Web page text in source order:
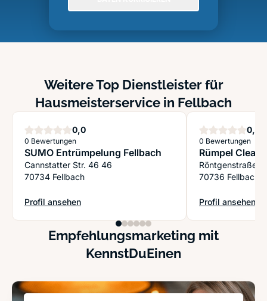
Weitere Top Dienstleister für
Hausmeisterservice in Fellbach
0,0Sterne
0 Bewertungen
SUMO Entrümpelung Fellbach
Cannstatter Str. 46 46
70734 Fellbach
Profil ansehen
: SUMO Entrümpelung Fellbach
0,0
0 Bewertungen
Rümpel
Röntgenstraße
70736 Fellbach
Profil ansehen
: Rümpel Cleaner
Empfehlungsmarketing mit
KennstDuEinen